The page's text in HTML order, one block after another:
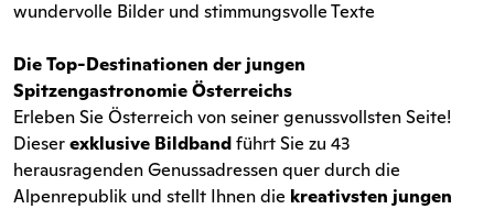
wundervolle Bilder und stimmungsvolle Texte
Die Top-Destinationen der jungen
Spitzengastronomie Österreichs
Erleben Sie Österreich von seiner genussvollsten Seite!
Dieserexklusive Bildbandführt Sie zu 43
herausragenden Genussadressen quer durch die
Alpenrepublik und stellt Ihnen die kreativsten jungen